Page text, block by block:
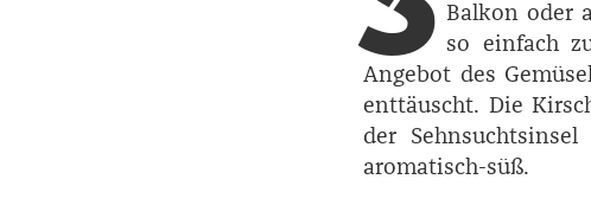
Balkon oder
so einfach
Angebot des
enttäuscht. Die
der
aromatisch-süß.